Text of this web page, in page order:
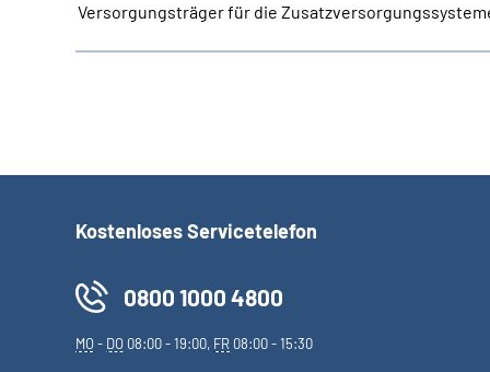
Versorgungsträger für die
Kostenloses Servicetelefon
0800 1000 4800
MO- DO 08:00 - 19:00, FR 08:00 - 15:30